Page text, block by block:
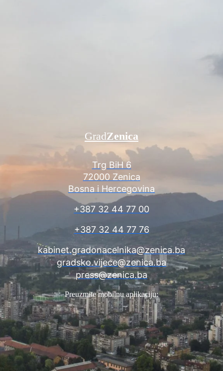
Trg BiH 6
72000 Zenica
Bosna i Hercegovina
+387 32 44 77 00
+387 32 44 77 76
kabinet.gradonacelnika@zenica.ba
gradsko.vijece@zenica.ba
press@zenica.ba
GradZenica
Preuzmite mobilnu aplikaciju: